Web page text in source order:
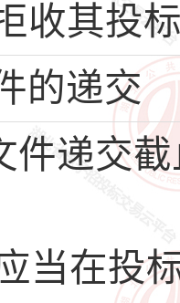
收其投
的递交
件递交
当在投